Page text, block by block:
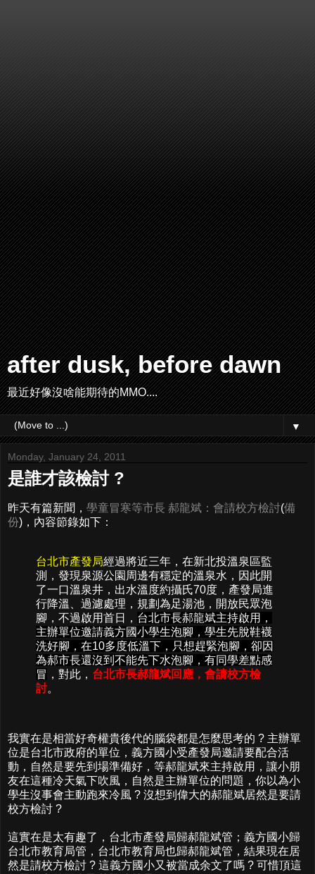
after dusk, before dawn
最近好像沒啥能期待的MMO....
▼
Monday, January 24, 2011
是誰才該檢討 ?
昨天有篇新聞， 學童冒寒等市長 郝龍斌：會請校方檢討(備
份)，內容節錄如下：
台北市產發局經過將近三年，在新北投溫泉區監
測，發現泉源公園周邊有穩定的溫泉水，因此開
了一口溫泉井，出水溫度約攝氏70度，產發局進
行降溫、過濾處理，規劃為足湯池，開放民眾泡
腳，不過啟用首日， 台北市長郝龍斌主持啟用，
主辦單位邀請義方國小學生泡腳，學生先脫鞋襪
洗好腳，在10多度低溫下，只想趕緊泡腳，卻因
為郝市長還沒到不能先下水泡腳，有同學差點感
冒 ，對此， 台北市長郝龍斌回應，會請校方檢
討。
我實在是相當好奇權貴後代的腦袋都是怎麼思考的 ? 主辦單
位是台北市政府的單位，義方國小受產發局邀請要配合活
動，自然是要先到場準備好，等郝龍斌來主持啟用，讓小朋
友在這種冷天氣下吹風，自然是主辦單位的問題，你以為小
學生沒事會主動跑來冷風 ? 沒想到偉大的郝龍斌居然是要請
校方檢討 ?
這實在是太有趣了，台北市產發局歸郝龍斌管；義方國小歸
台北市教育局管，台北市教育局也歸郝龍斌管，結果現在居
然是請校方檢討 ? 這義方國小又被當成余文了嗎 ? 可惜頂這